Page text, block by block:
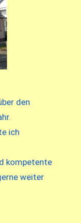
den
ich
kompetente
weiter